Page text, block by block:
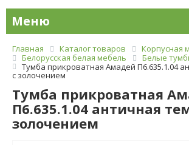
Меню
Главная Каталог товаров
Корпусная
Белорусская белая мебель
Белые
Тумба прикроватная Амадей П6.635.1.04
с золочением
Тумба прикроватная
П6.635.1.04 античная
золочением